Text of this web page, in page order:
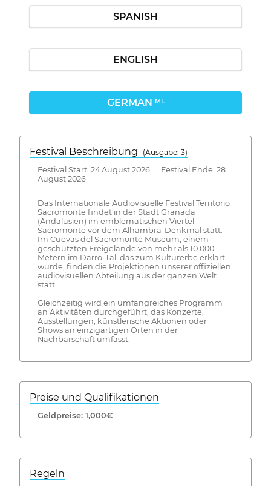
SPANISH
ENGLISH
GERMAN ML
Festival Beschreibung
(Ausgabe: 3)
Festival Start: 24 August 2026 Festival Ende: 28
August 2026
Das Internationale Audiovisuelle Festival Territorio
Sacromonte findet in der Stadt Granada
(Andalusien) im emblematischen Viertel
Sacromonte vor dem Alhambra-Denkmal statt.
Im Cuevas del Sacromonte Museum, einem
geschützten Freigelände von mehr als 10.000
Metern im Darro-Tal, das zum Kulturerbe erklärt
wurde, finden die Projektionen unserer offiziellen
audiovisuellen Abteilung aus der ganzen Welt
statt.
Gleichzeitig wird ein umfangreiches Programm
an Aktivitäten durchgeführt, das Konzerte,
Ausstellungen, künstlerische Aktionen oder
Shows an einzigartigen Orten in der
Nachbarschaft umfasst.
Preise und Qualifikationen
Geldpreise: 1,000€
Regeln